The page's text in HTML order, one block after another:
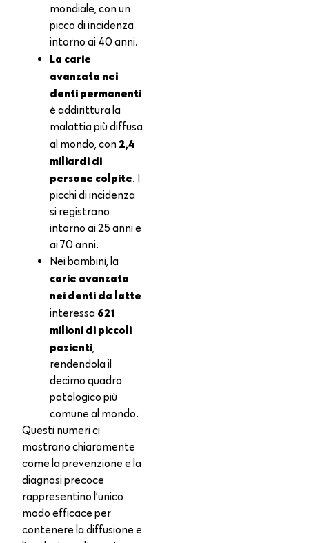
mondiale, con un
picco di incidenza
intorno ai 40 anni.
La carie
avanzata nei
denti permanenti
è addirittura la
malattia più diffusa
al mondo, con 2,4
miliardi di
persone colpite. I
picchi di incidenza
si registrano
intorno ai 25 anni e
ai 70 anni.
Nei bambini, la
carie avanzata
nei denti da latte
interessa 621
milioni di piccoli
pazienti,
rendendola il
decimo quadro
patologico più
comune al mondo.
Questi numeri ci
mostrano chiaramente
come la prevenzione e la
diagnosi precoce
rappresentino l’unico
modo efficace per
contenere la diffusione e